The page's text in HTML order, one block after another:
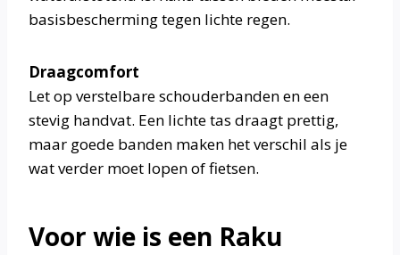
basisbescherming tegen lichte regen.
Draagcomfort
Let op verstelbare schouderbanden en een
stevig handvat. Een lichte tas draagt prettig,
maar goede banden maken het verschil als je
wat verder moet lopen of fietsen.
Voor wie is een Raku